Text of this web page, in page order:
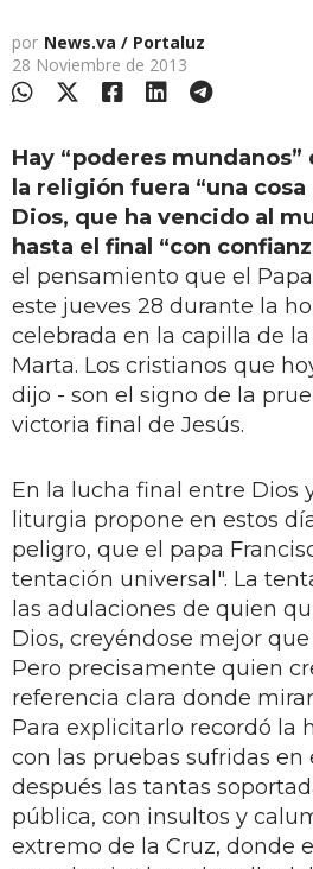
por News.va / Portaluz
28 Noviembre de 2013
Hay “poderes
la religión fuera “una
Dios, que ha vencido al
hasta el final “con
el pensamiento que el
este jueves 28 durante la
celebrada en la capilla de la
Marta. Los cristianos que
dijo - son el signo de la
victoria final de Jesús.
En la lucha final entre Dios
liturgia propone en estos
peligro, que el papa
tentación universal". La
las adulaciones de quien
Dios, creyéndose mejor
Pero precisamente quien
referencia clara donde
Para explicitarlo recordó la
con las pruebas sufridas en
después las tantas
pública, con insultos y
extremo de la Cruz, donde